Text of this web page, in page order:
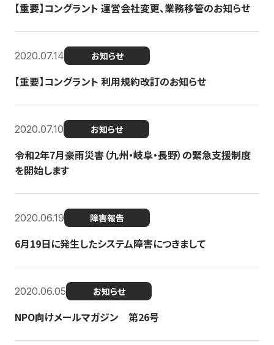
【重要】コングラント 運営会社変更、業務移管のお知らせ
2020.07.14 お知らせ
【重要】コングラント 利用規約改訂のお知らせ
2020.07.10 お知らせ
令和2年7月豪雨災害（九州・岐阜・長野）の緊急支援制度
を開始します
2020.06.19 障害報告
6月19日に発生したシステム障害につきまして
2020.06.05 お知らせ
NPO向けメールマガジン 第26号